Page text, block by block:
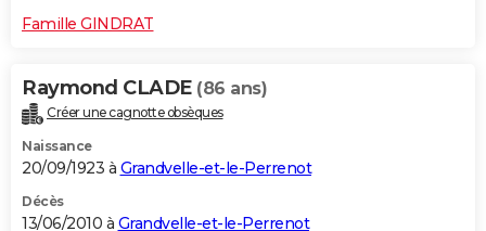
Famille GINDRAT
Raymond CLADE (86 ans)
Créer une cagnotte obsèques
Naissance
20/09/1923 à Grandvelle-et-le-Perrenot
Décès
13/06/2010 à Grandvelle-et-le-Perrenot